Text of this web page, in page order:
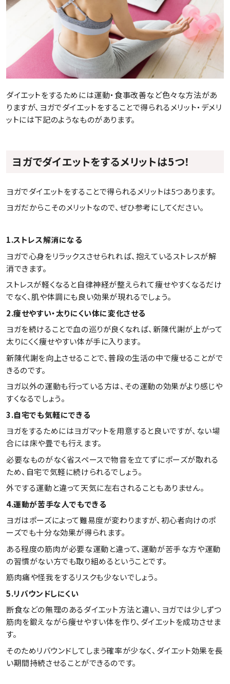
ダイエットをするためには運動・食事改善など色々な方法があ
りますが、ヨガでダイエットをすることで得られるメリット・デメリ
ットには下記のようなものがあります。
ヨガでダイエットをするメリットは5つ！
ヨガでダイエットをすることで得られるメリットは5つあります。
ヨガだからこそのメリットなので、ぜひ参考にしてください。
1.ストレス解消になる
ヨガで心身をリラックスさせられれば、抱えているストレスが解
消できます。
ストレスが軽くなると自律神経が整えられて痩せやすくなるだけ
でなく、肌や体調にも良い効果が現れるでしょう。
2.痩せやすい・太りにくい体に変化させる
ヨガを続けることで血の巡りが良くなれば、新陳代謝が上がって
太りにくく痩せやすい体が手に入ります。
新陳代謝を向上させることで、普段の生活の中で痩せることがで
きるのです。
ヨガ以外の運動も行っている方は、その運動の効果がより感じや
すくなるでしょう。
3.自宅でも気軽にできる
ヨガをするためにはヨガマットを用意すると良いですが、ない場
合には床や畳でも行えます。
必要なものがなく省スペースで物音を立てずにポーズが取れる
ため、自宅で気軽に続けられるでしょう。
外でする運動と違って天気に左右されることもありません。
4.運動が苦手な人でもできる
ヨガはポーズによって難易度が変わりますが、初心者向けのポ
ーズでも十分な効果が得られます。
ある程度の筋肉が必要な運動と違って、運動が苦手な方や運動
の習慣がない方でも取り組めるということです。
筋肉痛や怪我をするリスクも少ないでしょう。
5.リバウンドしにくい
断食などの無理のあるダイエット方法と違い、ヨガでは少しずつ
筋肉を鍛えながら痩せやすい体を作り、ダイエットを成功させま
す。
そのためリバウンドしてしまう確率が少なく、ダイエット効果を長
い期間持続させることができるのです。